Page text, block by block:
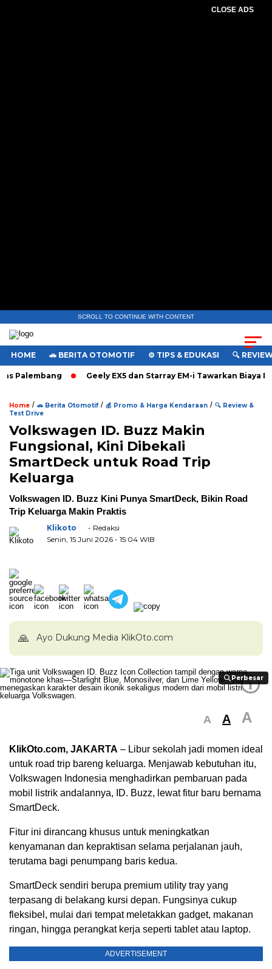
CLOSE ADS
SCROLL TO CONTINUE WITH CONTENT
HOME 🚗 BERITA OTOMOTIF ⚙️ TIPS & EDUKASI 🔍
Geely EX5 dan Starray EM-i Tawarkan Biaya
Home / 🚗 Berita Otomotif/ 💰 Promo & Harga Kendaraan / 🔍 Review &
Test Drive
Volkswagen ID. Buzz Makin
Fungsional, Kini Dibekali
SmartDeck untuk Road Trip
Keluarga
Volkswagen ID. Buzz Kini Punya SmartDeck, Bikin Road
Trip Keluarga Makin Praktis
Klikoto
- Redaksi
Senin, 15 Juni 2026 - 15:04 WIB
🙏 Ayo Dukung Media KlikOto.com
Perbesar
Perbesar
i
A A A
KlikOto.com, JAKARTA – Libur sekolah jadi momen ideal
untuk road trip bareng keluarga. Menjawab kebutuhan itu,
Volkswagen Indonesia menghadirkan pembaruan pada
mobil listrik andalannya, ID. Buzz, lewat fitur baru bernama
SmartDeck.
Fitur ini dirancang khusus untuk meningkatkan
kenyamanan dan kepraktisan selama perjalanan jauh,
terutama bagi penumpang baris kedua.
SmartDeck sendiri berupa premium utility tray yang
terpasang di belakang kursi depan. Fungsinya cukup
fleksibel, mulai dari tempat meletakkan gadget, makanan
ringan, hingga perangkat kerja seperti tablet atau laptop.
ADVERTISEMENT